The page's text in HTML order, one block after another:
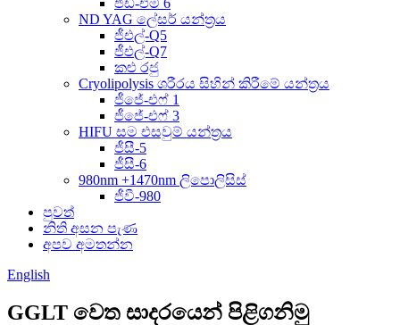
ජීඩී-එම් 6
ND YAG ලේසර් යන්ත්‍රය
ජීඑල්-Q5
ජීඑල්-Q7
කළු රජු
Cryolipolysis ශරීරය සිහින් කිරීමේ යන්ත්‍රය
ජීජේ-එෆ් 1
ජීජේ-එෆ් 3
HIFU සම එසවුම් යන්ත්‍රය
ජීසී-5
ජීසී-6
980nm +1470nm ලිපොලිසිස්
ජීවී-980
පුවත්
නිති අසන පැණ
අපව අමතන්න
English
GGLT වෙත සාදරයෙන් පිළිගනිමු